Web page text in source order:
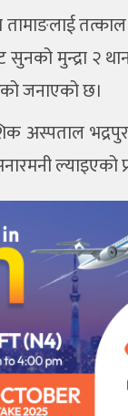
सुनको मुन्द्रा २
जनाएको छ।
अस्पताल
ल्याइएको